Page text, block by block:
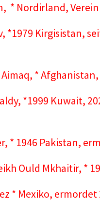
* Nordirland,
*1979 Kirgisistan,
*
*1999 Kuwait,
* 1946 Pakistan,
Ould Mkhaitir, *
* Mexiko, ermordet